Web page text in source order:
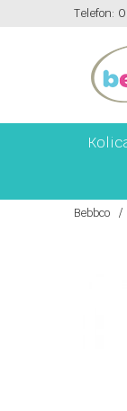
Telefon:
Bebbco